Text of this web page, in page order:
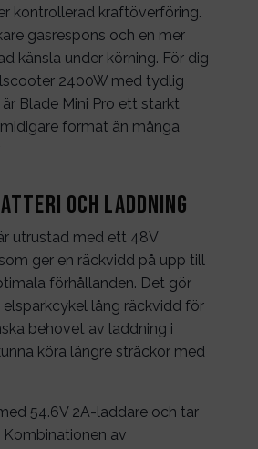
kontrollerad kraftöverföring.
gasrespons och en mer
känsla under körning. För dig
2400W med tydlig
Blade Mini Pro ett starkt
format än många
och laddning
utrustad med ett 48V
ger en räckvidd på upp till
förhållanden. Det gör
lång räckvidd för
behovet av laddning i
köra längre sträckor med
54.6V 2A-laddare och tar
Kombinationen av